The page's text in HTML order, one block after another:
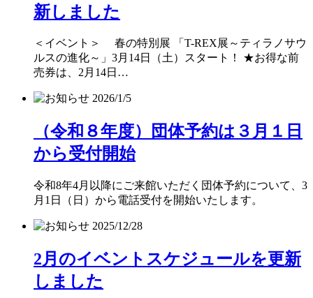
新しました
＜イベント＞ 春の特別展 「T-REX展～ティラノサウ
ルスの進化～」3月14日（土）スタート！ ★お得な前
売券は、2月14日…
2026/1/5
（令和８年度）団体予約は３月１日
から受付開始
令和8年4月以降にご来館いただく団体予約について、3
月1日（日）から電話受付を開始いたします。
2025/12/28
2月のイベントスケジュールを更新
しました